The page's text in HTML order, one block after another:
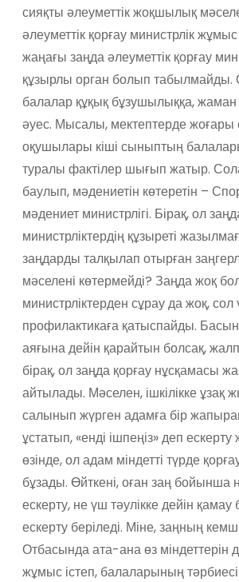
сияқты әлеуметтік жоқшылық
әлеуметтік қорғау министрлік жұмыс
жаңағы заңда әлеуметтік қорғау
құзырлы орган болып табылмайды.
балалар құқық бұзушылыққа, жаман
әуес. Мысалы, мектептерде
оқушылары кіші сыныптың
туралы фактілер шығып жатыр.
баулып, мәдениетін көтеретін –
мәдениет министрлігі. Бірақ, ол
министрліктердің құзыреті
заңдарды талқылап отырған
мәселені көтермейді? Заңда жоқ
министрліктерден сұрау да жоқ,
профилактикаға қатыспайды.
аяғына дейін қарайтын болсақ,
бірақ, ол заңда қорғау нұсқамасы
айтылады. Мәселен, ішкілікке ұзақ
салынып жүрген адамға бір
ұстатып, «енді ішпеңіз» деп
өзінде, ол адам міндетті түрде
бұзады. Өйткені, оған заң бойынша
ескерту, не үш тәулікке дейін қамау
ескерту беріледі. Міне, заңның
Отбасында ата-ана өз міндеттерін
жұмыс істеп, балаларының